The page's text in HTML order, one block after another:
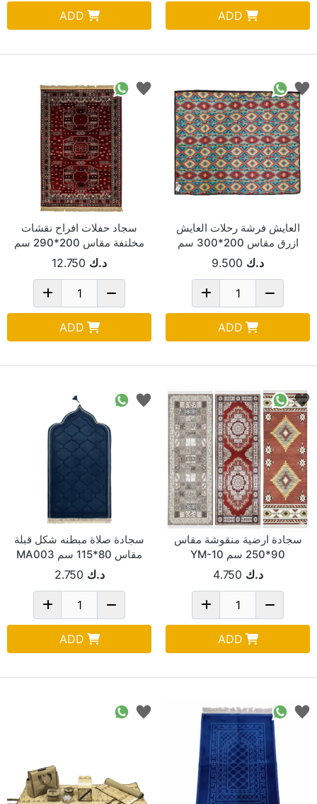
ADD
ADD
العايش فرشة رحلات العايش
ازرق مقاس 200*300 سم
AYS-10-BL2
د.ك 9.500
ADD
سجاد حفلات افراح نقشات
مخلتفة مقاس 200*290 سم
د.ك 12.750
ADD
سجادة ارضية منقوشة مقاس
90*250 سم YM-10
د.ك 4.750
ADD
سجادة صلاة مبطنه شكل قبلة
مقاس 80*115 سم MA003
د.ك 2.750
ADD